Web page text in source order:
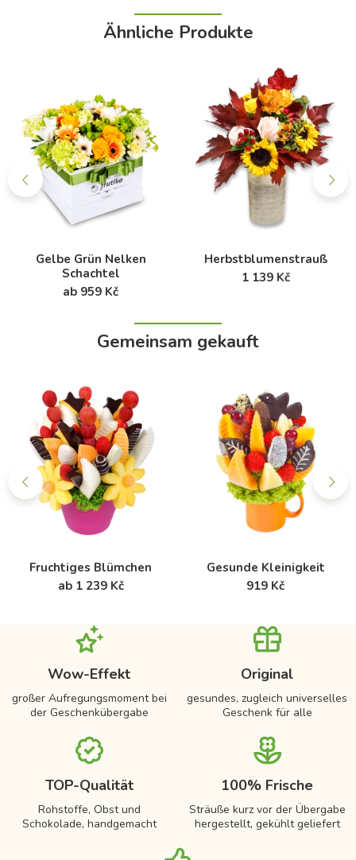
Ähnliche Produkte
Gelbe Grün Nelken
Schachtel
ab 959 Kč
Herbstblumenstrauß
1 139 Kč
Gemeinsam gekauft
Fruchtiges Blümchen
ab 1 239 Kč
Gesunde Kleinigkeit
919 Kč
Wow-Effekt
großer Aufregungsmoment bei
der Geschenkübergabe
Original
gesundes, zugleich universelles
Geschenk für alle
TOP-Qualität
Rohstoffe, Obst und
Schokolade, handgemacht
100% Frische
Sträuße kurz vor der Übergabe
hergestellt, gekühlt geliefert